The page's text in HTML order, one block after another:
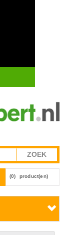
(0) product(en)